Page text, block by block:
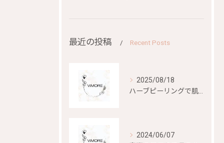
最近の投稿 Recent Posts
2025/08/18
2024/06/07